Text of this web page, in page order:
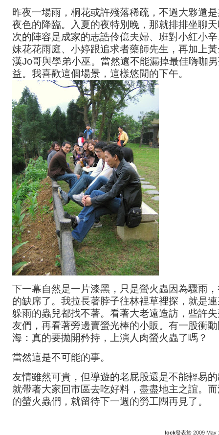
昨夜一場雨，桐花或許殘落稀疏，不過大夥還
夜色的降臨。入夏的夜特別晚，那就排排坐聊
次的陣容是成家的志誥伶億夫婦、班對小紅小
妹花花雨庭、小婷跟追求者藥師先生，再加上
漢Jo哥與學弟小巫。當然還不能漏掉最佳嗨咖
益。我喜歡這個場景，這樣悠閒的下午。
下一幕自然是一片漆黑，只是螢火蟲因為驟雨
的缺席了。我拉長著脖子往林裡草裡探，就是
躲雨的蟲兒都找不著。看著大老遠造訪，些許
友們，再看著旁邊賣螢光棒的小販。有一股衝
海：真的要拋開矜持，上演人肉螢火蟲了嗎？
當然這是不可能的事。
友情雖然可貴，但導遊的老屁股還是不能輕易
就帶著大家回市區去吃好料，盡盡地主之誼。
的螢火蟲們，就留待下一週的勞工團再見了。
lock發表於 2009 May